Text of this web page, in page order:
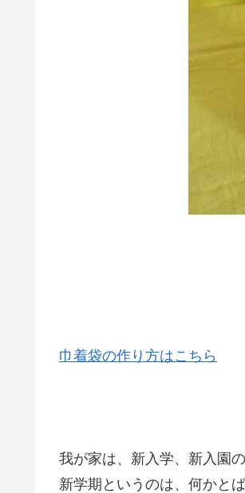
巾着袋の作り方はこちら
我が家は、新入学、新入園
新学期というのは、何かと